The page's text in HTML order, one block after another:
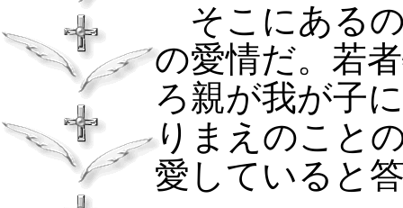
そこにある
の愛情だ。若
ろ親が我が子
りまえのこと
愛していると